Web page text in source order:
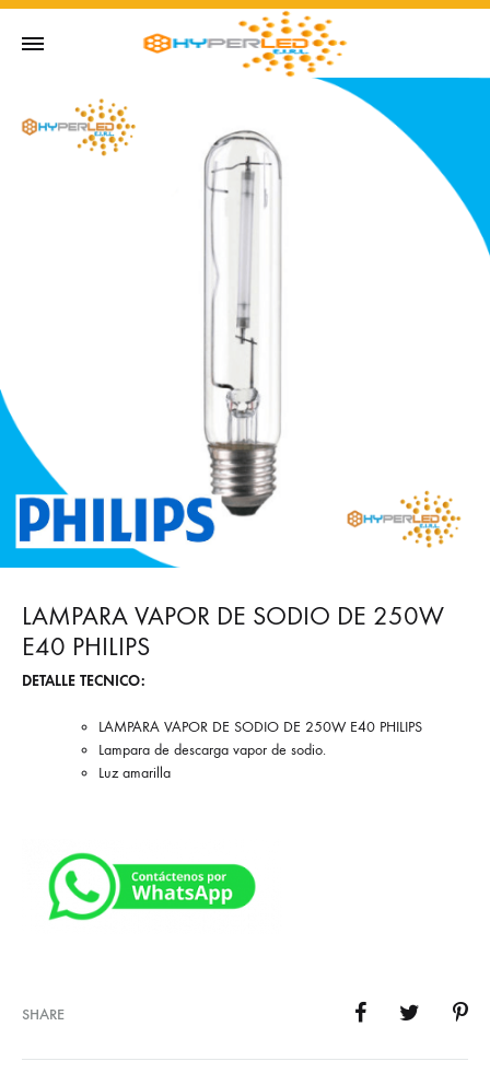
LAMPARA VAPOR DE SODIO DE 250W
E40 PHILIPS
DETALLE TECNICO:
LAMPARA VAPOR DE SODIO DE 250W E40 PHILIPS
Lampara de descarga vapor de sodio.
Luz amarilla
SHARE